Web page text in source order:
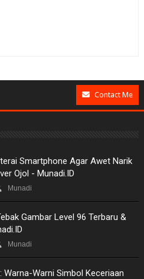
Contact Me
Smartphone Agar Awet Narik
Ojol - Munadi.ID
Munadi
Gambar Level 96 Terbaru &
Munadi
Warna-Warni Simbol Keceriaan